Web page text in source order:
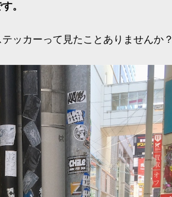
。
ッカーって見たことありませんか？